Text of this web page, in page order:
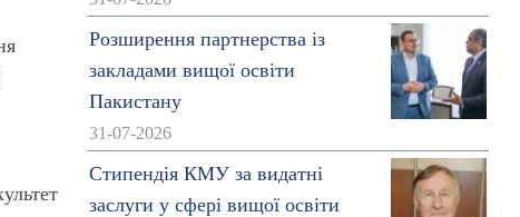
Розширення партнерства із
закладами вищої освіти
Пакистану
31-07-2026
Стипендія КМУ за видатні
заслуги у сфері вищої освіти